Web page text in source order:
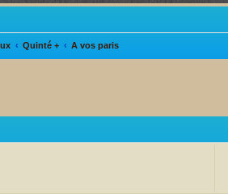
Quinté + A vos paris